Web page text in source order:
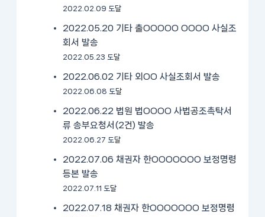
2022.02.09 도달
2022.05.20 기타 출OOOOO OOOO 사실조
회서 발송
2022.05.23 도달
2022.06.02 기타 외OO 사실조회서 발송
2022.06.08 도달
2022.06.22 법원 법OOOO 사법공조촉탁서
류 송부요청서(2건) 발송
2022.06.27 도달
2022.07.06 채권자 한OOOOOOO 보정명령
등본 발송
2022.07.11 도달
2022.07.18 채권자 한OOOOOOO 보정명령